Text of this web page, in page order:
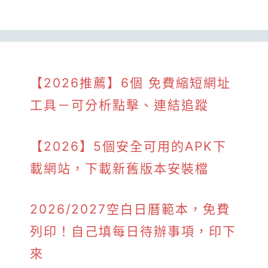
【2026推薦】6個 免費縮短網址
工具－可分析點擊、連結追蹤
【2026】5個安全可用的APK下
載網站，下載新舊版本安裝檔
2026/2027空白日曆範本，免費
列印！自己填每日待辦事項，印下
來